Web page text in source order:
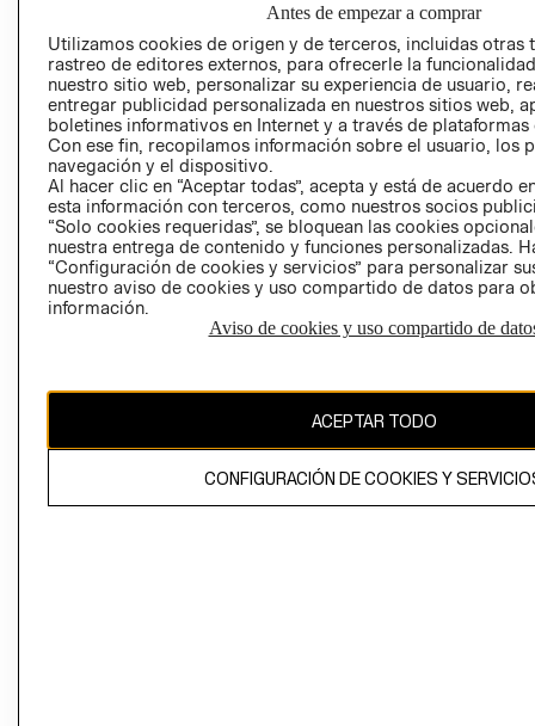
PRIVACIDAD
GIFT CARD
AVISO DE
Perú (S/)
CAMBIAR REGIÓN
Antes de empezar a comprar
Utilizamos cookies de origen y de terceros, incluidas otras
rastreo de editores externos, para ofrecerle la
nuestro sitio web, personalizar su experiencia de usuario,
entregar publicidad personalizada en nuestros sitios web,
boletines informativos en Internet y a través de plataformas
Con ese fin, recopilamos información sobre el usuario, los
navegación y el dispositivo.
Al hacer clic en “Aceptar todas”, acepta y está de acuerdo
esta información con terceros, como nuestros socios
“Solo cookies requeridas”, se bloquean las cookies
nuestra entrega de contenido y funciones personalizadas.
“Configuración de cookies y servicios” para personalizar
nuestro aviso de cookies y uso compartido de datos para
información.
Aviso de cookies y uso compartido de
ACEPTAR TODO
CONFIGURACIÓN DE COOKIES Y